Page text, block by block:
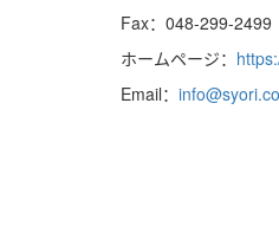
Fax：048-299-2499
ホームページ：
Email：